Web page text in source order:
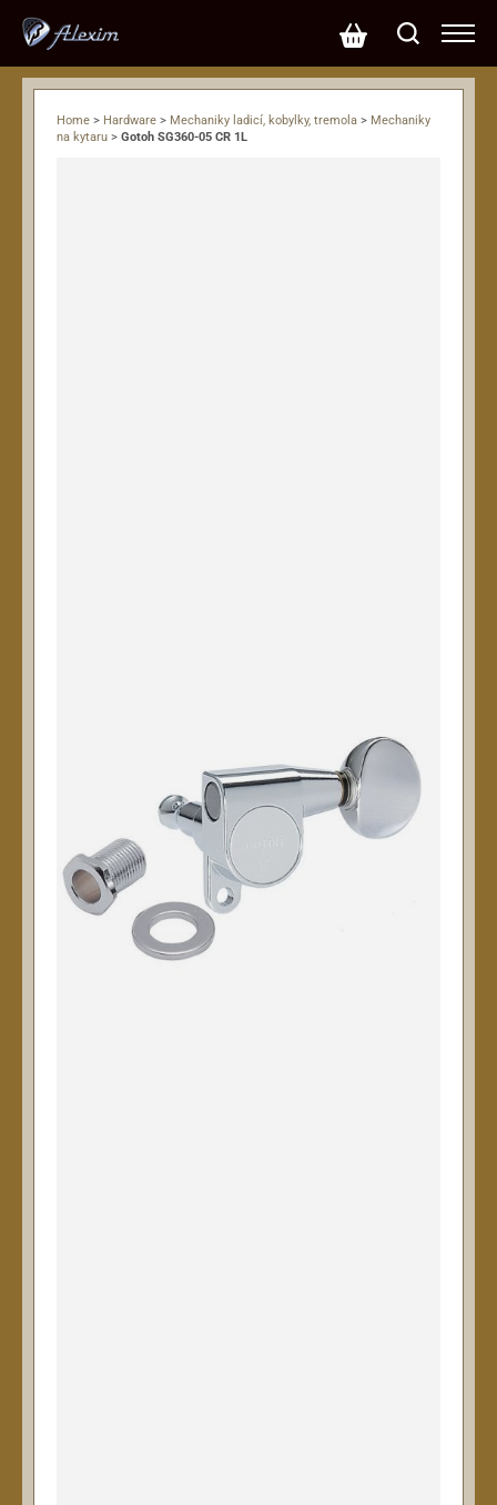
Home > Hardware > Mechaniky ladicí, kobylky, tremola > Mechaniky
na kytaru > Gotoh SG360-05 CR 1L